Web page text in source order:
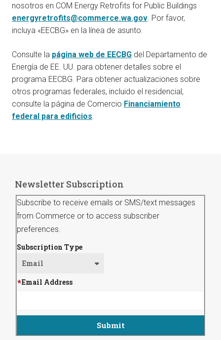
nosotros en COM Energy Retrofits for Public Buildings
energyretrofits@commerce.wa.gov. Por favor,
incluya «EECBG» en la línea de asunto.
Consulte la página web de EECBG del Departamento de
Energía de EE. UU. para obtener detalles sobre el
programa EECBG. Para obtener actualizaciones sobre
otros programas federales, incluido el residencial,
consulte la página de Comercio Financiamiento
federal para edificios.
Newsletter Subscription
Subscribe to receive emails or SMS/text messages
from Commerce or to access subscriber
preferences.
Subscription Type
Email Address